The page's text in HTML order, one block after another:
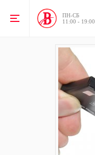
ПН-CБ
11:00 - 19:00